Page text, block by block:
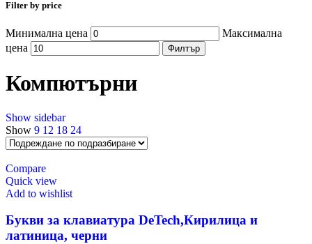
Filter by price
Минимална цена
Максимална
цена
Филтър
Компютърни
Show sidebar
Show 9 12 18 24
Compare
Quick view
Add to wishlist
Букви за клавиатура DeTech,Кирилица и
латиница, черни